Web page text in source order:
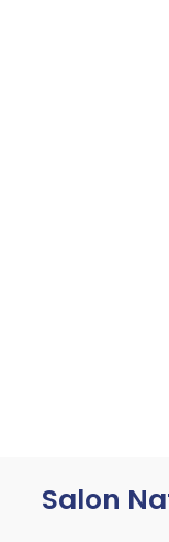
Salon